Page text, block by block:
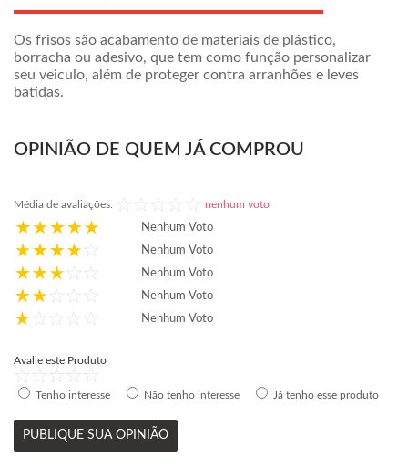
Os frisos são acabamento de materiais de plástico,
borracha ou adesivo, que tem como função personalizar
seu veiculo, além de proteger contra arranhões e leves
batidas.
OPINIÃO DE QUEM JÁ COMPROU
Média de avaliações: nenhum voto
Nenhum Voto
Nenhum Voto
Nenhum Voto
Nenhum Voto
Nenhum Voto
Avalie este Produto
Tenho interesse Não tenho interesse Já tenho esse produto
PUBLIQUE SUA OPINIÃO